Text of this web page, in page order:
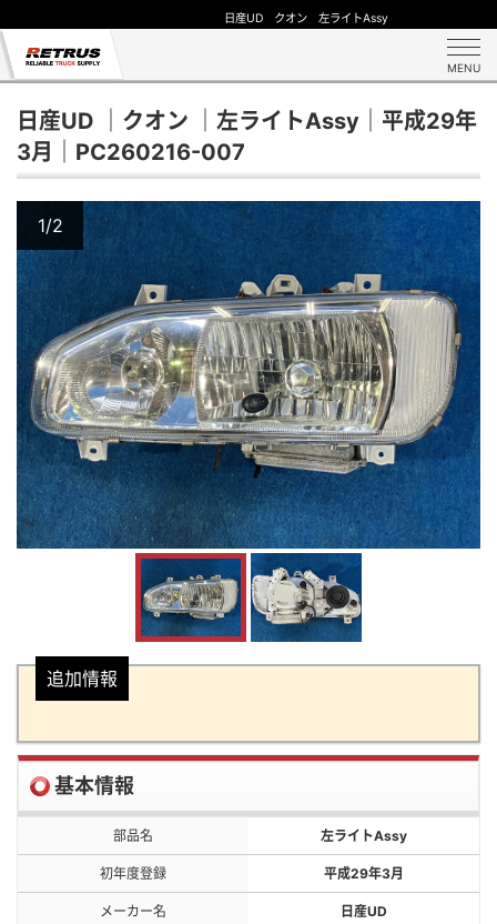
日産UD クオン 左ライトAssy
MENU
日産UD ｜クオン ｜左ライトAssy｜平成29年
3月｜PC260216-007
1/2
追加情報
基本情報
部品名 左ライトAssy
初年度登録 平成29年3月
メーカー名 日産UD